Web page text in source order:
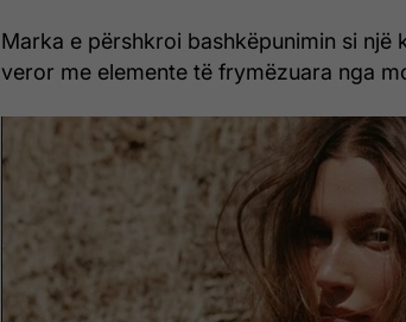
Marka e përshkroi bashkëpunimin si një
veror me elemente të frymëzuara nga